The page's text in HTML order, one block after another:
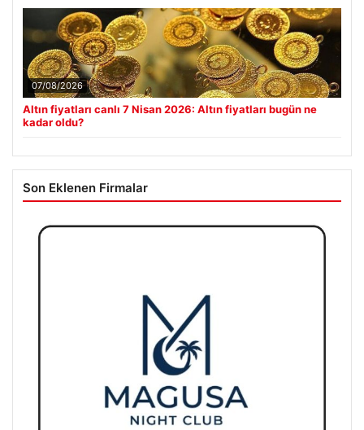
07/08/2026
Altın fiyatları canlı 7 Nisan 2026: Altın fiyatları bugün ne
kadar oldu?
Son Eklenen Firmalar